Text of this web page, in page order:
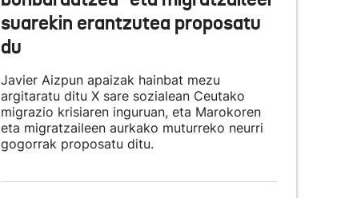
suarekin erantzutea proposatu
du
Javier Aizpun apaizak hainbat mezu
argitaratu ditu X sare sozialean Ceutako
migrazio krisiaren inguruan, eta Marokoren
eta migratzaileen aurkako muturreko neurri
gogorrak proposatu ditu.